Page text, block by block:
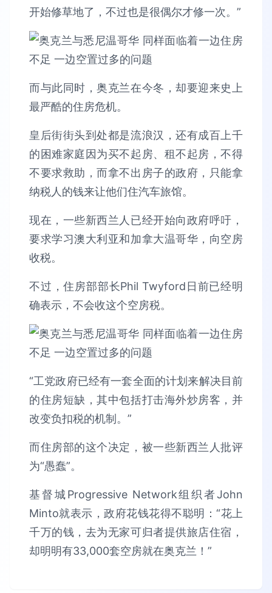
开始修草地了，不过也是很偶尔才修一次。”
而与此同时，奥克兰在今冬，却要迎来史上
最严酷的住房危机。
皇后街街头到处都是流浪汉，还有成百上千
的困难家庭因为买不起房、租不起房，不得
不要求救助，而拿不出房子的政府，只能拿
纳税人的钱来让他们住汽车旅馆。
现在，一些新西兰人已经开始向政府呼吁，
要求学习澳大利亚和加拿大温哥华，向空房
收税。
不过，住房部部长Phil Twyford日前已经明
确表示，不会收这个空房税。
“工党政府已经有一套全面的计划来解决目前
的住房短缺，其中包括打击海外炒房客，并
改变负扣税的机制。”
而住房部的这个决定，被一些新西兰人批评
为“愚蠢”。
基督城Progressive Network组织者John
Minto就表示，政府花钱花得不聪明：“花上
千万的钱，去为无家可归者提供旅店住宿，
却明明有33,000套空房就在奥克兰！”